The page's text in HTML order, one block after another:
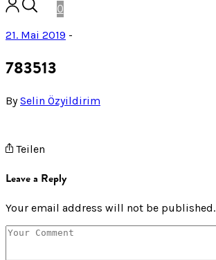
0
21. Mai 2019 -
783513
BySelin Özyildirim
Teilen
Leave a Reply
Your email address will not be published.